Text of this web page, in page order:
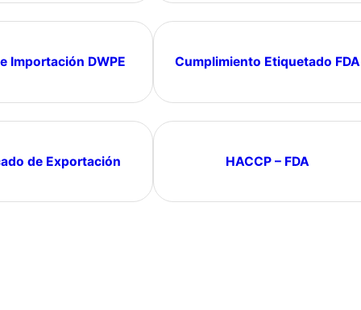
Importación DWPE
de Exportación
Cumplimiento Etiquetado FDA
HACCP – FDA